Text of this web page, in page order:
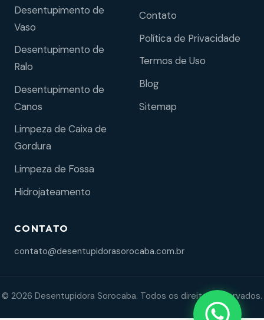
Desentupimento de
Vaso
Desentupimento de
Ralo
Desentupimento de
Canos
Limpeza de Caixa de
Gordura
Limpeza de Fossa
Hidrojateamento
Contato
Política de Privacidade
Termos de Uso
Blog
Sitemap
CONTATO
contato@desentupidorasorocaba.com.br
© 2026 Desentupidora Sorocaba. Todos os direitos reservados.